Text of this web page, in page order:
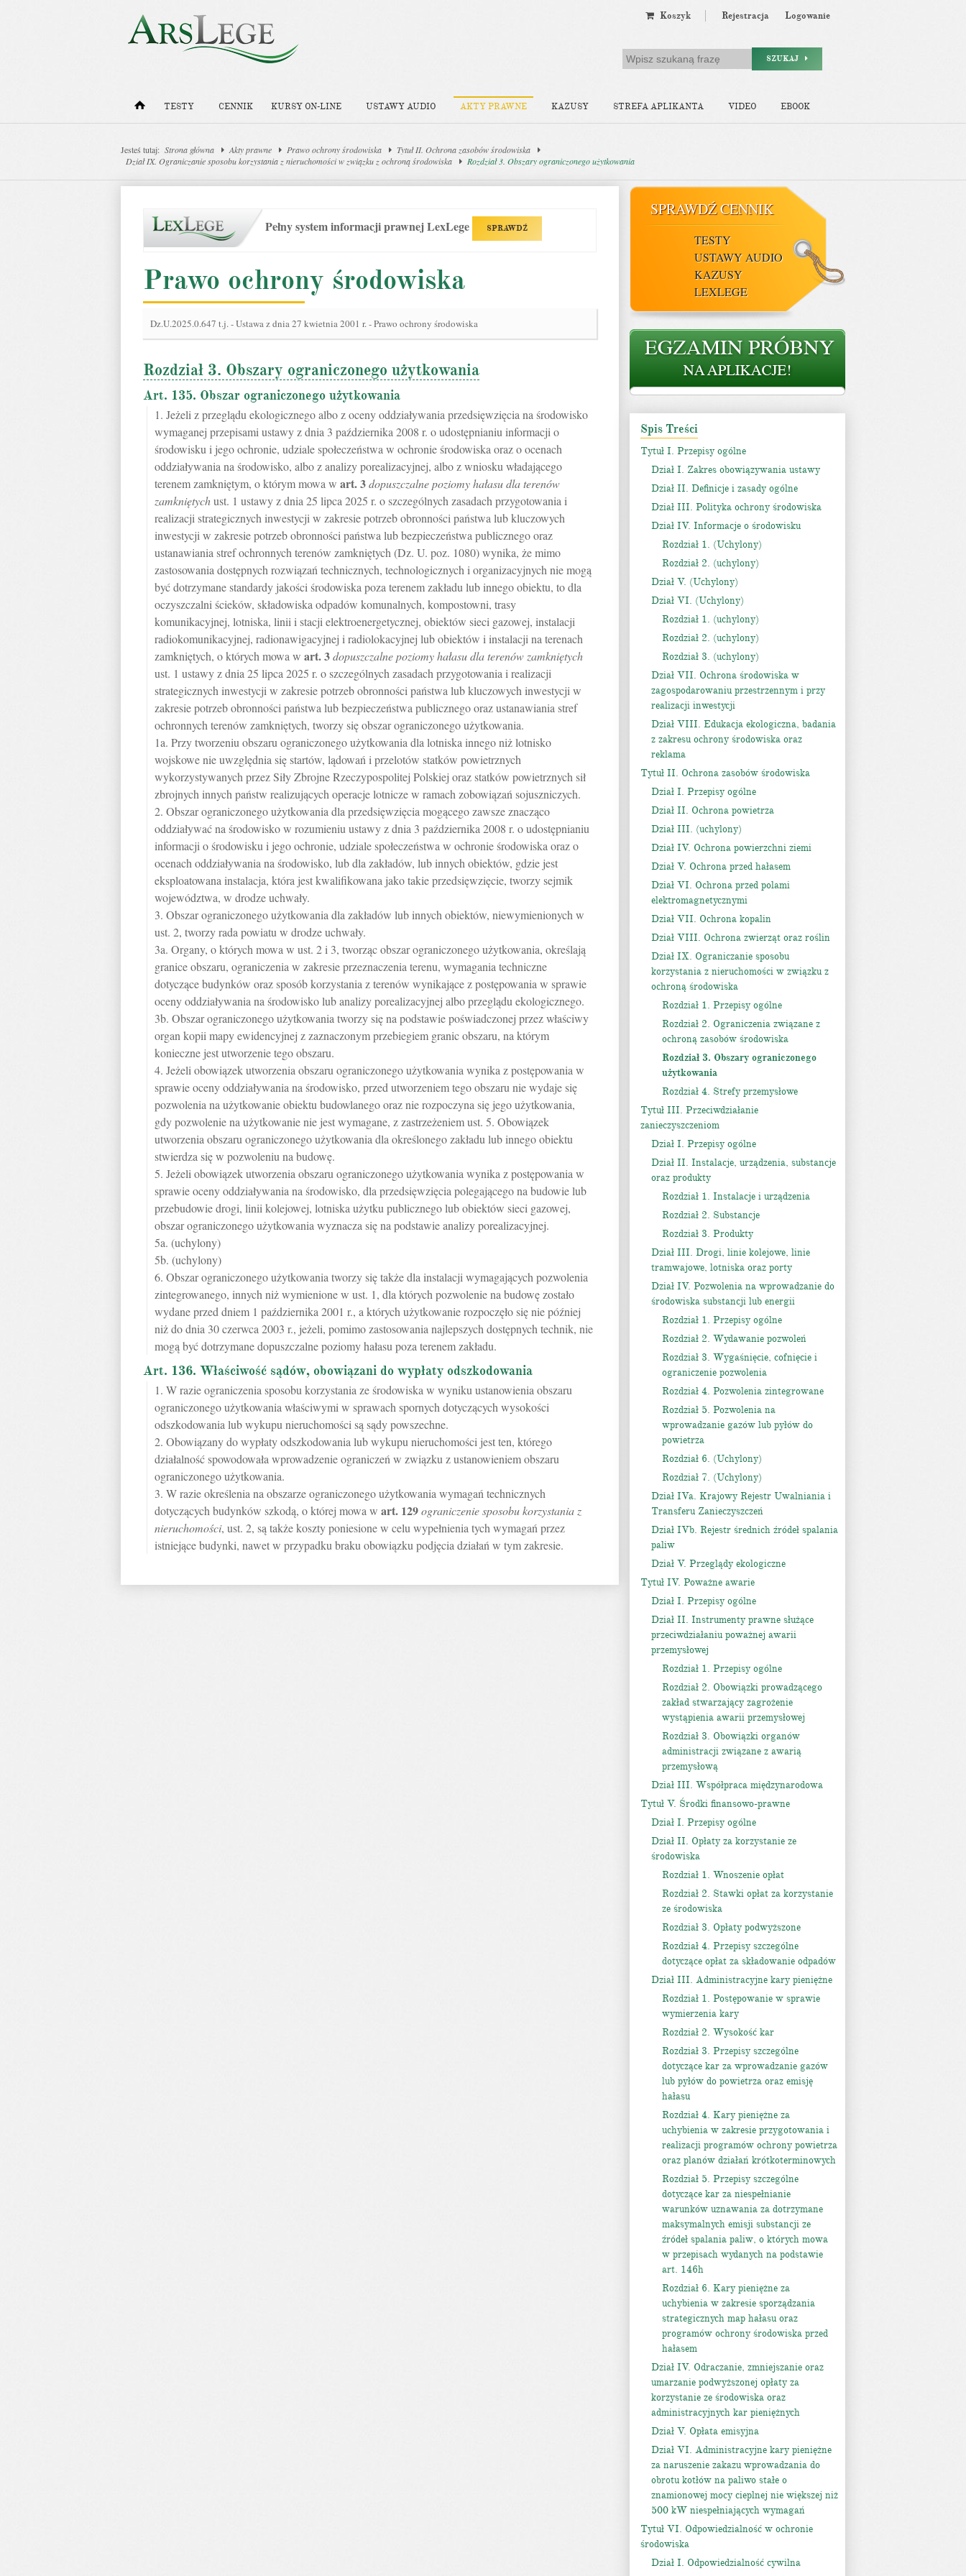
Koszyk Rejestracja Logowanie
SZUKAJ
TESTY CENNIK KURSY ON-LINE USTAWY AUDIO AKTY PRAWNE KAZUSY STREFA APLIKANTA VIDEO EBOOK
Jesteś tutaj: Strona główna Akty prawne Prawo ochrony środowiska
Tytuł II. Ochrona zasobów środowiska
Dział IX. Ograniczanie sposobu korzystania z nieruchomości w związku z ochroną środowiska
Rozdział 3. Obszary ograniczonego użytkowania
Pełny system informacji prawnej LexLege SPRAWDŹ
Prawo ochrony środowiska
Dz.U.2025.0.647 t.j.-Ustawa z dnia 27 kwietnia 2001 r. - Prawo ochrony środowiska
Rozdział 3. Obszary ograniczonego użytkowania
Art. 135. Obszar ograniczonego użytkowania
1. Jeżeli z przeglądu ekologicznego albo z oceny oddziaływania przedsięwzięcia na środowisko
wymaganej przepisami ustawy z dnia 3 października 2008 r. o udostępnianiu informacji o
środowisku i jego ochronie, udziale społeczeństwa w ochronie środowiska oraz o ocenach
oddziaływania na środowisko, albo z analizy porealizacyjnej, albo z wniosku władającego
terenem zamkniętym, o którym mowa w art.3dopuszczalne poziomy hałasu dla terenów
zamkniętychust. 1 ustawy z dnia 25 lipca 2025 r. o szczególnych zasadach przygotowania i
realizacji strategicznych inwestycji w zakresie potrzeb obronności państwa lub kluczowych
inwestycji w zakresie potrzeb obronności państwa lub bezpieczeństwa publicznego oraz
ustanawiania stref ochronnych terenów zamkniętych (Dz. U. poz. 1080) wynika, że mimo
zastosowania dostępnych rozwiązań technicznych, technologicznych i organizacyjnych nie mogą
być dotrzymane standardy jakości środowiska poza terenem zakładu lub innego obiektu, to dla
oczyszczalni ścieków, składowiska odpadów komunalnych, kompostowni, trasy
komunikacyjnej, lotniska, linii i stacji elektroenergetycznej, obiektów sieci gazowej, instalacji
radiokomunikacyjnej, radionawigacyjnej i radiolokacyjnej lub obiektów i instalacji na terenach
zamkniętych, o których mowa w art.3dopuszczalne poziomy hałasu dla terenów zamkniętych
ust. 1 ustawy z dnia 25 lipca 2025 r. o szczególnych zasadach przygotowania i realizacji
strategicznych inwestycji w zakresie potrzeb obronności państwa lub kluczowych inwestycji w
zakresie potrzeb obronności państwa lub bezpieczeństwa publicznego oraz ustanawiania stref
ochronnych terenów zamkniętych, tworzy się obszar ograniczonego użytkowania.
1a. Przy tworzeniu obszaru ograniczonego użytkowania dla lotniska innego niż lotnisko
wojskowe nie uwzględnia się startów, lądowań i przelotów statków powietrznych
wykorzystywanych przez Siły Zbrojne Rzeczypospolitej Polskiej oraz statków powietrznych sił
zbrojnych innych państw realizujących operacje lotnicze w ramach zobowiązań sojuszniczych.
2. Obszar ograniczonego użytkowania dla przedsięwzięcia mogącego zawsze znacząco
oddziaływać na środowisko w rozumieniu ustawy z dnia 3 października 2008 r. o udostępnianiu
informacji o środowisku i jego ochronie, udziale społeczeństwa w ochronie środowiska oraz o
ocenach oddziaływania na środowisko, lub dla zakładów, lub innych obiektów, gdzie jest
eksploatowana instalacja, która jest kwalifikowana jako takie przedsięwzięcie, tworzy sejmik
województwa, w drodze uchwały.
3. Obszar ograniczonego użytkowania dla zakładów lub innych obiektów, niewymienionych w
ust. 2, tworzy rada powiatu w drodze uchwały.
3a. Organy, o których mowa w ust. 2 i 3, tworząc obszar ograniczonego użytkowania, określają
granice obszaru, ograniczenia w zakresie przeznaczenia terenu, wymagania techniczne
dotyczące budynków oraz sposób korzystania z terenów wynikające z postępowania w sprawie
oceny oddziaływania na środowisko lub analizy porealizacyjnej albo przeglądu ekologicznego.
3b. Obszar ograniczonego użytkowania tworzy się na podstawie poświadczonej przez właściwy
organ kopii mapy ewidencyjnej z zaznaczonym przebiegiem granic obszaru, na którym
konieczne jest utworzenie tego obszaru.
4. Jeżeli obowiązek utworzenia obszaru ograniczonego użytkowania wynika z postępowania w
sprawie oceny oddziaływania na środowisko, przed utworzeniem tego obszaru nie wydaje się
pozwolenia na użytkowanie obiektu budowlanego oraz nie rozpoczyna się jego użytkowania,
gdy pozwolenie na użytkowanie nie jest wymagane, z zastrzeżeniem ust. 5. Obowiązek
utworzenia obszaru ograniczonego użytkowania dla określonego zakładu lub innego obiektu
stwierdza się w pozwoleniu na budowę.
5. Jeżeli obowiązek utworzenia obszaru ograniczonego użytkowania wynika z postępowania w
sprawie oceny oddziaływania na środowisko, dla przedsięwzięcia polegającego na budowie lub
przebudowie drogi, linii kolejowej, lotniska użytku publicznego lub obiektów sieci gazowej,
obszar ograniczonego użytkowania wyznacza się na podstawie analizy porealizacyjnej.
5a. (uchylony)
5b. (uchylony)
6. Obszar ograniczonego użytkowania tworzy się także dla instalacji wymagających pozwolenia
zintegrowanego, innych niż wymienione w ust. 1, dla których pozwolenie na budowę zostało
wydane przed dniem 1 października 2001 r., a których użytkowanie rozpoczęło się nie później
niż do dnia 30 czerwca 2003 r., jeżeli, pomimo zastosowania najlepszych dostępnych technik, nie
mogą być dotrzymane dopuszczalne poziomy hałasu poza terenem zakładu.
Art. 136. Właściwość sądów, obowiązani do wypłaty odszkodowania
1. W razie ograniczenia sposobu korzystania ze środowiska w wyniku ustanowienia obszaru
ograniczonego użytkowania właściwymi w sprawach spornych dotyczących wysokości
odszkodowania lub wykupu nieruchomości są sądy powszechne.
2. Obowiązany do wypłaty odszkodowania lub wykupu nieruchomości jest ten, którego
działalność spowodowała wprowadzenie ograniczeń w związku z ustanowieniem obszaru
ograniczonego użytkowania.
3. W razie określenia na obszarze ograniczonego użytkowania wymagań technicznych
dotyczących budynków szkodą, o której mowa w art. 129ograniczenie sposobu korzystania z
nieruchomości, ust. 2, są także koszty poniesione w celu wypełnienia tych wymagań przez
istniejące budynki, nawet w przypadku braku obowiązku podjęcia działań w tym zakresie.
SPRAWDŹ CENNIK
TESTY
USTAWY AUDIO
KAZUSY
LEXLEGE
Spis Treści
Tytuł I. Przepisy ogólne
Dział I. Zakres obowiązywania ustawy
Dział II. Definicje i zasady ogólne
Dział III. Polityka ochrony środowiska
Dział IV. Informacje o środowisku
Rozdział 1. (Uchylony)
Rozdział 2. (uchylony)
Dział V. (Uchylony)
Dział VI. (Uchylony)
Rozdział 1. (uchylony)
Rozdział 2. (uchylony)
Rozdział 3. (uchylony)
Dział VII. Ochrona środowiska w
zagospodarowaniu przestrzennym i przy
realizacji inwestycji
Dział VIII. Edukacja ekologiczna, badania
z zakresu ochrony środowiska oraz
reklama
Tytuł II. Ochrona zasobów środowiska
Dział I. Przepisy ogólne
Dział II. Ochrona powietrza
Dział III. (uchylony)
Dział IV. Ochrona powierzchni ziemi
Dział V. Ochrona przed hałasem
Dział VI. Ochrona przed polami
elektromagnetycznymi
Dział VII. Ochrona kopalin
Dział VIII. Ochrona zwierząt oraz roślin
Dział IX. Ograniczanie sposobu
korzystania z nieruchomości w związku z
ochroną środowiska
Rozdział 1. Przepisy ogólne
Rozdział 2. Ograniczenia związane z
ochroną zasobów środowiska
Rozdział 3. Obszary ograniczonego
użytkowania
Rozdział 4. Strefy przemysłowe
Tytuł III. Przeciwdziałanie
zanieczyszczeniom
Dział I. Przepisy ogólne
Dział II. Instalacje, urządzenia, substancje
oraz produkty
Rozdział 1. Instalacje i urządzenia
Rozdział 2. Substancje
Rozdział 3. Produkty
Dział III. Drogi, linie kolejowe, linie
tramwajowe, lotniska oraz porty
Dział IV. Pozwolenia na wprowadzanie do
środowiska substancji lub energii
Rozdział 1. Przepisy ogólne
Rozdział 2. Wydawanie pozwoleń
Rozdział 3. Wygaśnięcie, cofnięcie i
ograniczenie pozwolenia
Rozdział 4. Pozwolenia zintegrowane
Rozdział 5. Pozwolenia na
wprowadzanie gazów lub pyłów do
powietrza
Rozdział 6. (Uchylony)
Rozdział 7. (Uchylony)
Dział IVa. Krajowy Rejestr Uwalniania i
Transferu Zanieczyszczeń
Dział IVb. Rejestr średnich źródeł spalania
paliw
Dział V. Przeglądy ekologiczne
Tytuł IV. Poważne awarie
Dział I. Przepisy ogólne
Dział II. Instrumenty prawne służące
przeciwdziałaniu poważnej awarii
przemysłowej
Rozdział 1. Przepisy ogólne
Rozdział 2. Obowiązki prowadzącego
zakład stwarzający zagrożenie
wystąpienia awarii przemysłowej
Rozdział 3. Obowiązki organów
administracji związane z awarią
przemysłową
Dział III. Współpraca międzynarodowa
Tytuł V. Środki finansowo-prawne
Dział I. Przepisy ogólne
Dział II. Opłaty za korzystanie ze
środowiska
Rozdział 1. Wnoszenie opłat
Rozdział 2. Stawki opłat za korzystanie
ze środowiska
Rozdział 3. Opłaty podwyższone
Rozdział 4. Przepisy szczególne
dotyczące opłat za składowanie odpadów
Dział III. Administracyjne kary pieniężne
Rozdział 1. Postępowanie w sprawie
wymierzenia kary
Rozdział 2. Wysokość kar
Rozdział 3. Przepisy szczególne
dotyczące kar za wprowadzanie gazów
lub pyłów do powietrza oraz emisję
hałasu
Rozdział 4. Kary pieniężne za
uchybienia w zakresie przygotowania i
realizacji programów ochrony powietrza
oraz planów działań krótkoterminowych
Rozdział 5. Przepisy szczególne
dotyczące kar za niespełnianie
warunków uznawania za dotrzymane
maksymalnych emisji substancji ze
źródeł spalania paliw, o których mowa
w przepisach wydanych na podstawie
art. 146h
Rozdział 6. Kary pieniężne za
uchybienia w zakresie sporządzania
strategicznych map hałasu oraz
programów ochrony środowiska przed
hałasem
Dział IV. Odraczanie, zmniejszanie oraz
umarzanie podwyższonej opłaty za
korzystanie ze środowiska oraz
administracyjnych kar pieniężnych
Dział V. Opłata emisyjna
Dział VI. Administracyjne kary pieniężne
za naruszenie zakazu wprowadzania do
obrotu kotłów na paliwo stałe o
znamionowej mocy cieplnej nie większej niż
500 kW niespełniających wymagań
Tytuł VI. Odpowiedzialność w ochronie
środowiska
Dział I. Odpowiedzialność cywilna